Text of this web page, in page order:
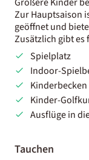
Zur Hauptsaison
geöffnet und
Zusätzlich gibt es
Spielplatz
Indoor-
Kinderbecken
Kinder-
Ausflüge in
Tauchen